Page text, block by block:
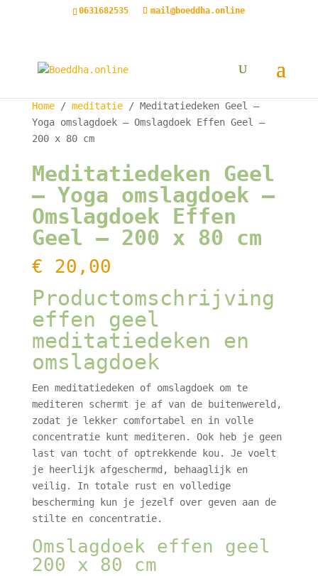
0631682535 mail@boeddha.online
Home/ meditatie/ Meditatiedeken Geel –
Yoga omslagdoek – Omslagdoek Effen Geel –
200 x 80 cm
Meditatiedeken Geel
– Yoga omslagdoek –
Omslagdoek Effen
Geel – 200 x 80 cm
€ 20,00
Productomschrijving
effen geel
meditatiedeken en
omslagdoek
Een meditatiedeken of omslagdoek om te
mediteren schermt je af van de buitenwereld,
zodat je lekker comfortabel en in volle
concentratie kunt mediteren. Ook heb je geen
last van tocht of optrekkende kou. Je voelt
je heerlijk afgeschermd, behaaglijk en
veilig. In totale rust en volledige
bescherming kun je jezelf over geven aan de
stilte en concentratie.
Omslagdoek effen geel
200 x 80 cm